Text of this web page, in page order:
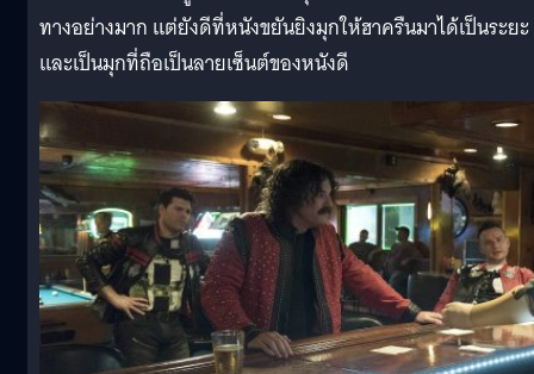
ทางอย่างมาก แต่ยังดีที่หนังขยันยิงมุกให้ฮาครืนมาได้เป็นระยะ
และเป็นมุกที่ถือเป็นลายเซ็นต์ของหนังดี